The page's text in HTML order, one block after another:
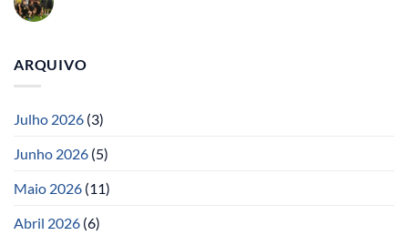
ARQUIVO
Julho 2026 (3)
Junho 2026 (5)
Maio 2026 (11)
Abril 2026 (6)